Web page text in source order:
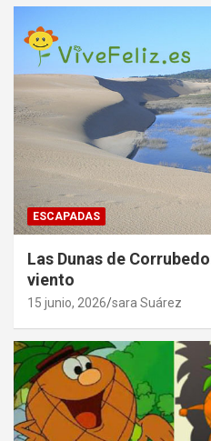
ESCAPADAS
Las Dunas de
viento
15 junio, 2026 sara Suárez